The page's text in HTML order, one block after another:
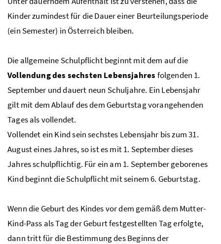
Kinder zumindest für die Dauer einer Beurteilungsperiode
(ein Semester) in Österreich bleiben.
Die allgemeine Schulpflicht beginnt mit dem auf die
Vollendung des sechsten Lebensjahres folgenden 1.
September und dauert neun Schuljahre. Ein Lebensjahr
gilt mit dem Ablauf des dem Geburtstag vorangehenden
Tages als vollendet.
Vollendet ein Kind sein sechstes Lebensjahr bis zum 31.
August eines Jahres, so ist es mit 1. September dieses
Jahres schulpflichtig. Für ein am 1. September geborenes
Kind beginnt die Schulpflicht mit seinem 6. Geburtstag.
Wenn die Geburt des Kindes vor dem gemäß dem Mutter-
Kind-Pass als Tag der Geburt festgestellten Tag erfolgte,
dann tritt für die Bestimmung des Beginns der